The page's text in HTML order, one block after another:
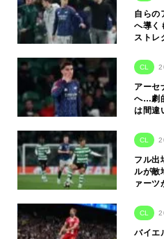
自らの
へ導く
ストレ
CL
アーセ
へ…劇
は間違
CL
フル出
ルが敵
ァーツ
CL
バイエ